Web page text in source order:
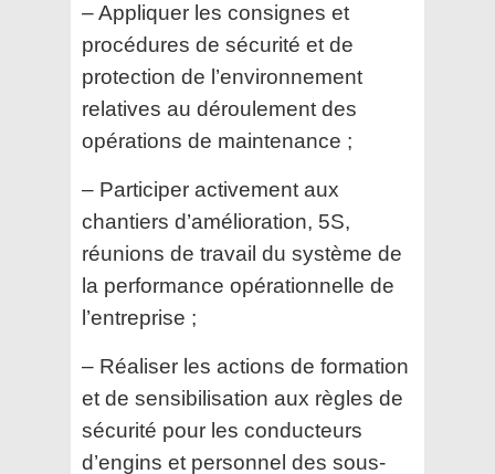
– Appliquer les consignes et
procédures de sécurité et de
protection de l’environnement
relatives au déroulement des
opérations de maintenance ;
– Participer activement aux
chantiers d’amélioration, 5S,
réunions de travail du système de
la performance opérationnelle de
l’entreprise ;
– Réaliser les actions de formation
et de sensibilisation aux règles de
sécurité pour les conducteurs
d’engins et personnel des sous-